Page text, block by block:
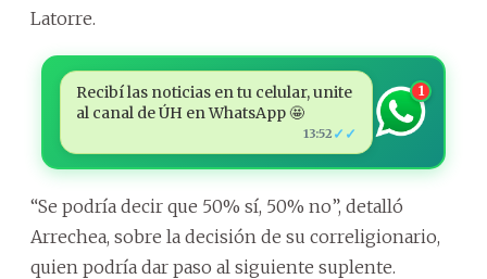
Latorre.
Recibí las noticias en tu celular, unite
al canal de ÚH en WhatsApp 🤩
13:52 ✓✓
1
“Se podría decir que 50% sí, 50% no”, detalló
Arrechea, sobre la decisión de su correligionario,
quien podría dar paso al siguiente suplente.